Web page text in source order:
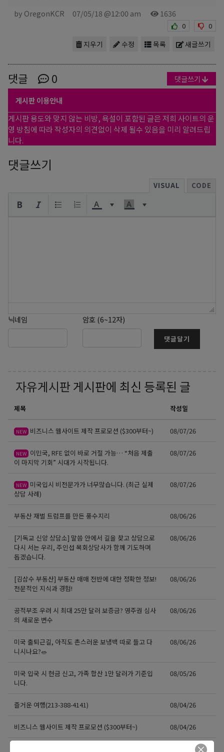
by OregonKCR 07/05/18 @12:00 am 1636
0 0
새글쓰기
목록
수정
지우기
댓글 0 댓글쓰기
게시판 이용안내
게시판 용도와 맞지 않는 비방, 욕설이 포함된 글은 저희 사이트의 운
영 방침에 따라 작성자의 의견없이 삭제 될수 있음을 미리 알려드립
니다.
댓글쓰기
VISUAL CODE
닉네임 암호 (6~12자)
댓글달기
자유게시판 게시판에 최신 등록된 글
제목 작성일
NEW 비즈니스 웹사이트 제작 프로모션 ($300부터~) 08/07/26
NEW 이민국, RFE 없이 바로 거절 가능… “처음 제출
이 마지막 기회” 시대가 시작됩니다.
08/07/26
NEW 미국입시 비전문가가 너무많습니다. (최근 실제
상담 사례)
08/07/26
부동산 재벌 트럼프를 만든 풍수지리 08/06/26
[기독교 신앙 상담소] 말씀 안에서 길을 찾고 상담으로
다시 서는 우리, 주인섭 목회상담사가 함께 기도하며
돕겠습니다.
08/06/26
[김삼수 부동산] 부동산 매매 전반에 대한 정확한 정보!
전문적인 지식과 경험!
08/06/26
공적부조 우려 시 최대 25만 달러 보증금? 영주권 심사
의 새로운 변수
08/06/26
미국 출퇴근길, 아직도 촌스러운 보냉백 따로 들고 다
니시나요?🥗
08/06/26
미국 입국 시 현금 신고, 가족 합산 1만 달러가 기준입
니다.
08/05/26
즐거운 여행(213-388-4141) 08/04/26
비즈니스 웹사이트 제작 프로모션 ($300부터~) 08/04/26
08/04/26